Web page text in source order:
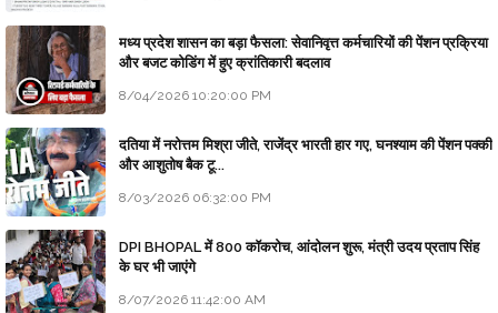
मध्य प्रदेश शासन का बड़ा फैसला: सेवानिवृत्त कर्मचारियों की पेंशन प्रक्रिया
और बजट कोडिंग में हुए क्रांतिकारी बदलाव
8/04/2026 10:20:00 PM
दतिया में नरोत्तम मिश्रा जीते, राजेंद्र भारती हार गए, घनश्याम की पेंशन पक्की
और आशुतोष बैक टू...
8/03/2026 06:32:00 PM
DPI BHOPAL में 800 कॉकरोच, आंदोलन शुरू, मंत्री उदय प्रताप सिंह
के घर भी जाएंगे
8/07/2026 11:42:00 AM